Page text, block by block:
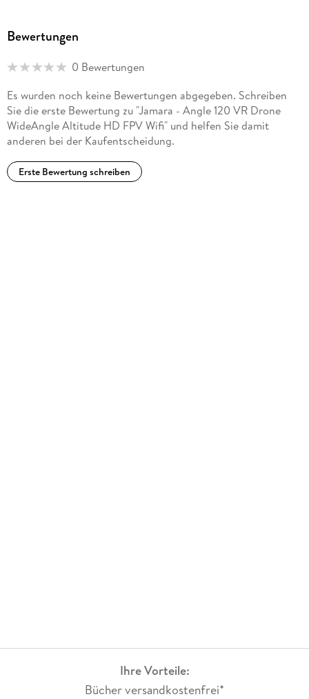
Bewertungen
0 Bewertungen
Es wurden noch keine Bewertungen abgegeben. Schreiben
Sie die erste Bewertung zu "Jamara - Angle 120 VR Drone
WideAngle Altitude HD FPV Wifi" und helfen Sie damit
anderen bei der Kaufentscheidung.
Erste Bewertung schreiben
Ihre Vorteile:
Bücher versandkostenfrei*